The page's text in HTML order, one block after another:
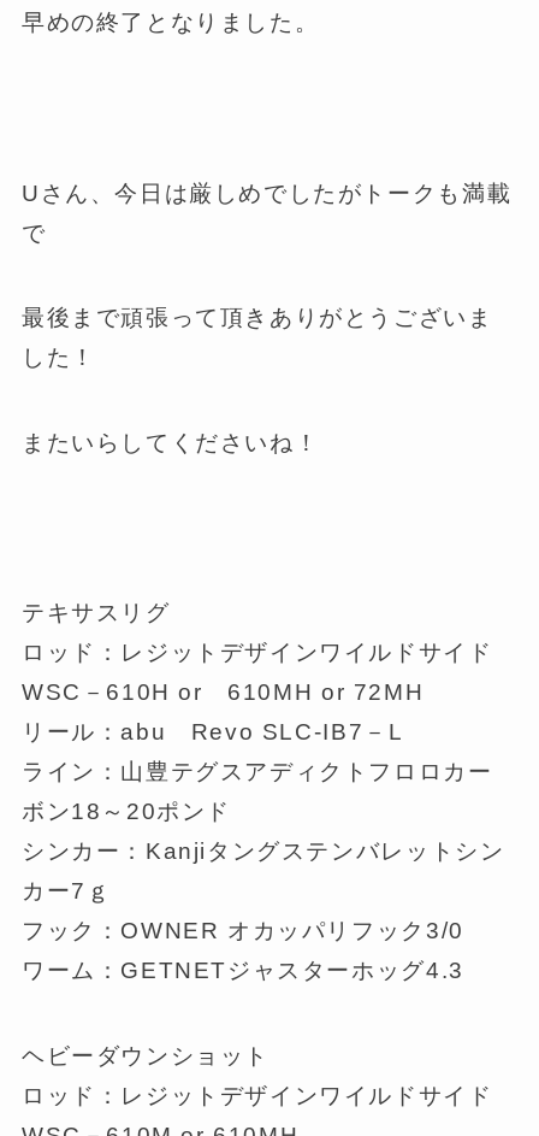
早めの終了となりました。
Uさん、今日は厳しめでしたがトークも満載
で
最後まで頑張って頂きありがとうございま
した！
またいらしてくださいね！
テキサスリグ
ロッド：レジットデザインワイルドサイド
WSC－610H or 610MH or 72MH
リール：abu Revo SLC-IB7－L
ライン：山豊テグスアディクトフロロカー
ボン18～20ポンド
シンカー：Kanjiタングステンバレットシン
カー7ｇ
フック：OWNER オカッパリフック3/0
ワーム：GETNETジャスターホッグ4.3
ヘビーダウンショット
ロッド：レジットデザインワイルドサイド